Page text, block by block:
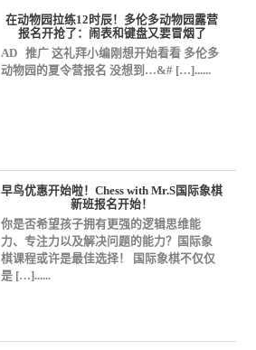
在动物园拉练12时辰！多伦多动物园露营
报名开抢了：闹表和键盘又要冒烟了
AD 推广 这礼拜小编刚想开始看看 多伦多
动物园的夏令营报名 没想到…&# […]......
早鸟优惠开始啦！Chess with Mr.S国际象棋
新班报名开始！
你是否希望孩子拥有更强的逻辑思维能
力、专注力以及解决问题的能力？国际象
棋课程或许是最佳选择！ 国际象棋不仅仅
是 […]......